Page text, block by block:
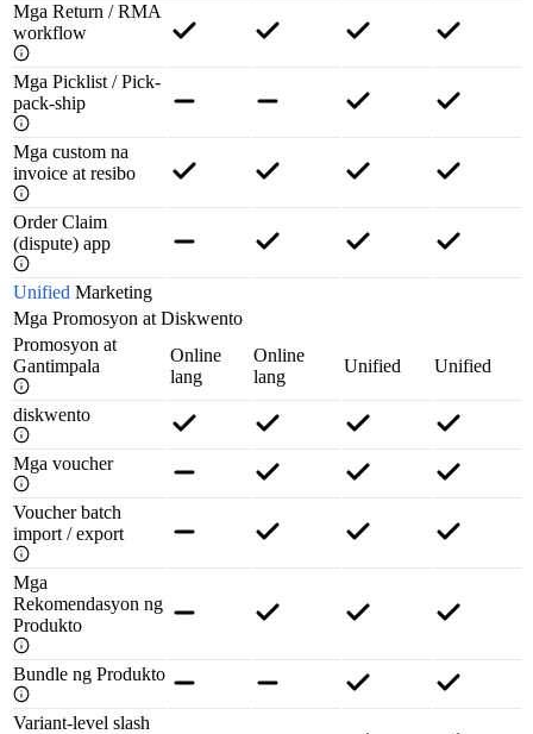
Mga Return / RMA
workflow
Mga Picklist / Pick-
pack-ship
Mga custom na
invoice at resibo
Order Claim
(dispute) app
Unified Marketing
Mga Promosyon at Diskwento
Promosyon at
Gantimpala
Online
lang
Online
lang
Unified Unified
diskwento
Mga voucher
Voucher batch
import / export
Mga
Rekomendasyon ng
Produkto
Bundle ng Produkto
Variant-level slash